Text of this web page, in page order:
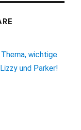
wichtige
und Parker!